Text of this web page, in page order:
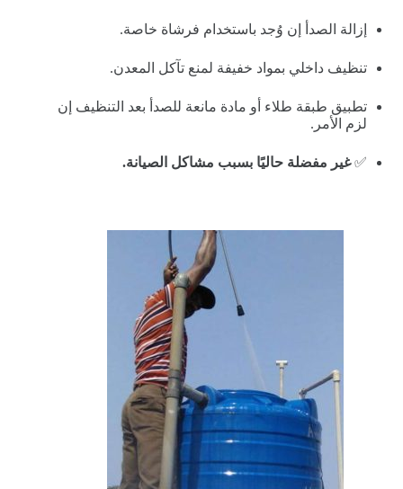
إزالة الصدأ إن وُجد باستخدام فرشاة خاصة.
تنظيف داخلي بمواد خفيفة لمنع تآكل المعدن.
تطبيق طبقة طلاء أو مادة مانعة للصدأ بعد التنظيف إن
لزم الأمر.
✅غير مفضلة حاليًا بسبب مشاكل الصيانة.